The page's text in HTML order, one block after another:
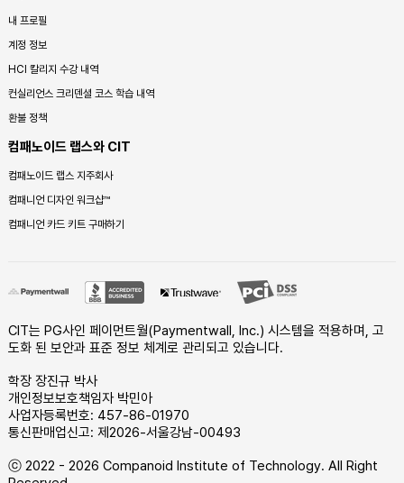
내 프로필
계정 정보
HCI 칼리지 수강 내역
컨실리언스 크리덴셜 코스 학습 내역
환불 정책
컴패노이드 랩스와 CIT
컴패노이드 랩스 지주회사
컴패니언 디자인 워크샵™
컴패니언 카드 키트 구매하기
CIT는 PG사인 페이먼트월(Paymentwall, Inc.) 시스템을 적용하며, 고
도화 된 보안과 표준 정보 체계로 관리되고 있습니다.
학장 장진규 박사
개인정보보호책임자 박민아
사업자등록번호: 457-86-01970
통신판매업신고: 제2026-서울강남-00493
ⓒ 2022 - 2026 Companoid Institute of Technology. All Right